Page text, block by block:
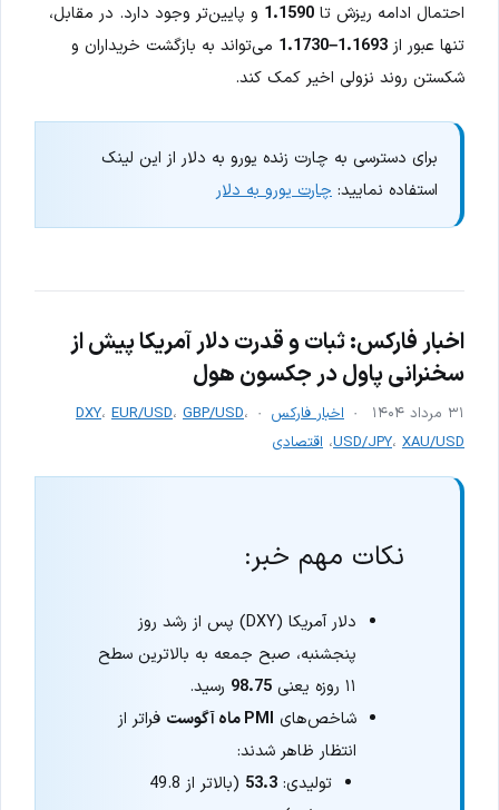
احتمال ادامه ریزش تا 1.1590 و پایین‌تر وجود دارد. در مقابل،
تنها عبور از 1.1693–1.1730
می‌تواند به بازگشت خریداران و
شکستن روند نزولی اخیر کمک کند.
برای دسترسی به چارت زنده یورو به دلار از این لینک
استفاده نمایید: چارت یورو به دلار
اخبار فارکس: ثبات و قدرت دلار آمریکا پیش از
سخنرانی پاول در جکسون هول
۳۱ مرداد ۱۴۰۴ اخبار فارکس DXY، EUR/USD، GBP/USD،
USD/JPY، XAU/USD ، اقتصادی
نکات مهم خبر:
دلار آمریکا (DXY) پس از رشد روز
پنجشنبه، صبح جمعه به بالاترین سطح
۱۱ روزه یعنی
98.75 رسید.
شاخص‌های PMI ماه آگوست
فراتر از
انتظار ظاهر شدند:
تولیدی:53.3
(بالاتر از 49.8